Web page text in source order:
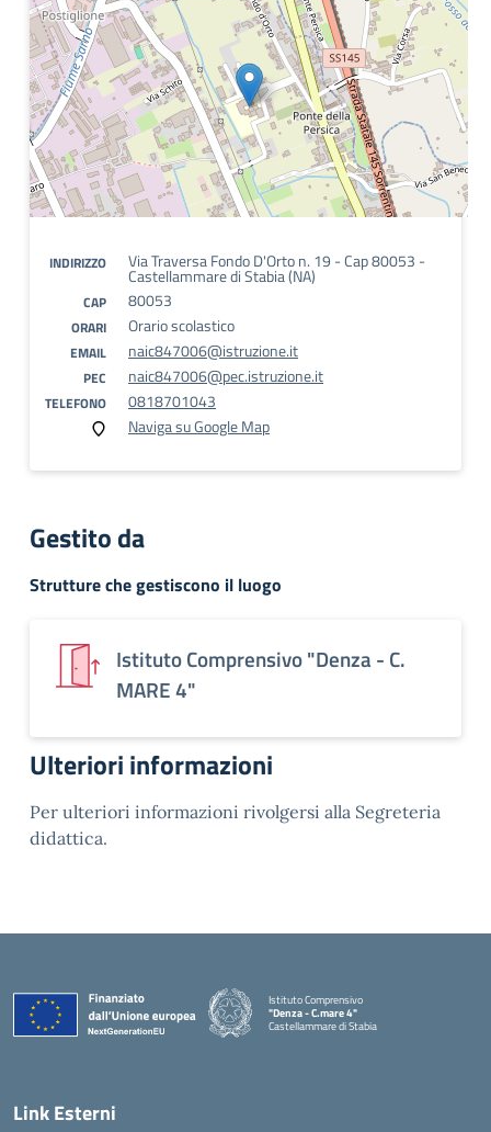
INDIRIZZO Via Traversa Fondo D'Orto n. 19 - Cap 80053 -
Castellammare di Stabia (NA)
CAP 80053
ORARI Orario scolastico
EMAIL naic847006@istruzione.it
PEC naic847006@pec.istruzione.it
TELEFONO
0818701043
Naviga su Google Map
Gestito da
Strutture che gestiscono il luogo
Istituto Comprensivo "Denza - C.
MARE 4"
Ulteriori informazioni
Per ulteriori informazioni rivolgersi alla Segreteria
didattica.
Istituto Comprensivo
"Denza - C.mare 4"
Castellammare di Stabia
Link Esterni